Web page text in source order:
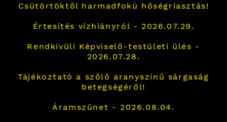
Csütörtöktől harmadfokú hőségriasztás!
Értesítés vízhiányról - 2026.07.29.
Rendkívüli Képviselő-testületi ülés -
2026.07.28.
Tájékoztató a szőlő aranyszínű sárgaság
betegségéről!
Áramszünet - 2026.08.04.